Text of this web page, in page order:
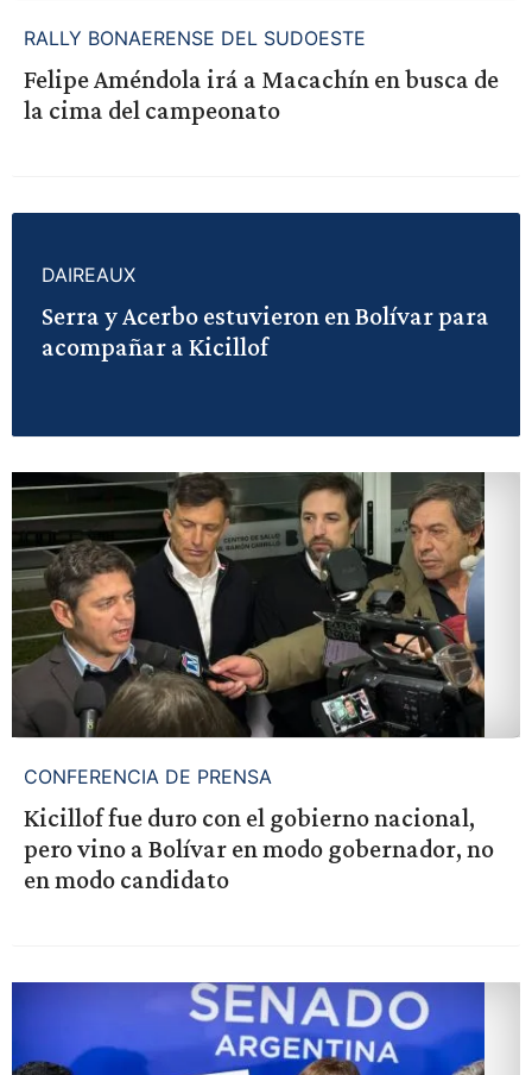
RALLY BONAERENSE DEL SUDOESTE
Felipe Améndola irá a Macachín en busca de
la cima del campeonato
DAIREAUX
Serra y Acerbo estuvieron en Bolívar para
acompañar a Kicillof
CONFERENCIA DE PRENSA
Kicillof fue duro con el gobierno nacional,
pero vino a Bolívar en modo gobernador, no
en modo candidato